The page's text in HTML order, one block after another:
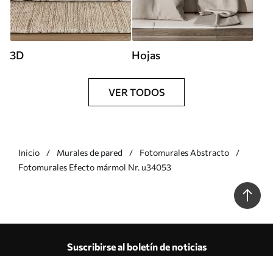
3D Hojas
VER TODOS
Inicio Murales de pared
Fotomurales Abstracto
Fotomurales Efecto mármol Nr. u34053
Suscribirse al boletín de noticias